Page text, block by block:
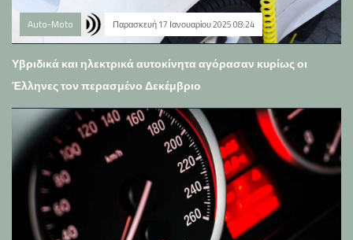
Auto-Moto Παρασκευή 17 Ιανουαρίου 2025 08:24
Υβριδικά και ηλεκτρικά αυτοκίνητα αγόρασαν κυρίως οι
Έλληνες τον περασμένο Δεκέμβριο